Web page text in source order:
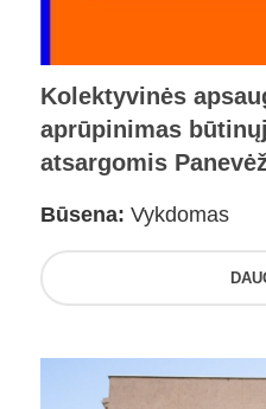
Kolektyvinės
aprūpinimas
atsargomis
Būsena: Vykdomas